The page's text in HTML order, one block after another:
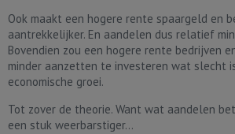
Ook maakt een hogere rente spaargeld en
aantrekkelijker. En aandelen dus relatief
Bovendien zou een hogere rente bedrijven
minder aanzetten te investeren wat slecht
economische groei.
Tot zover de theorie. Want wat aandelen
een stuk weerbarstiger...